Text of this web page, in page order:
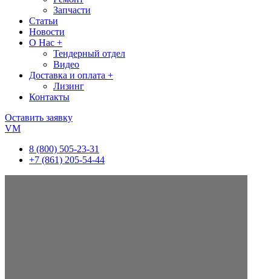
Запчасти
Статьи
Новости
О Нас +
Тендерный отдел
Видео
Доставка и оплата +
Лизинг
Контакты
Оставить заявку
VM
8 (800) 505-23-31
+7 (861) 205-54-44